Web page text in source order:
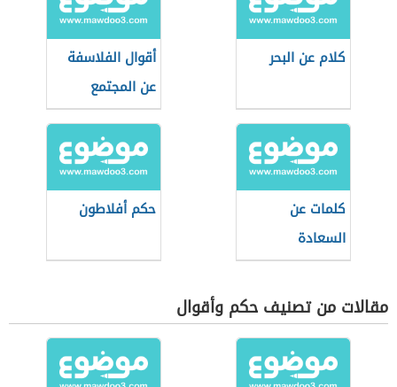
كلام عن البحر
أقوال الفلاسفة
عن المجتمع
كلمات عن
السعادة
حكم أفلاطون
مقالات من تصنيف حكم وأقوال